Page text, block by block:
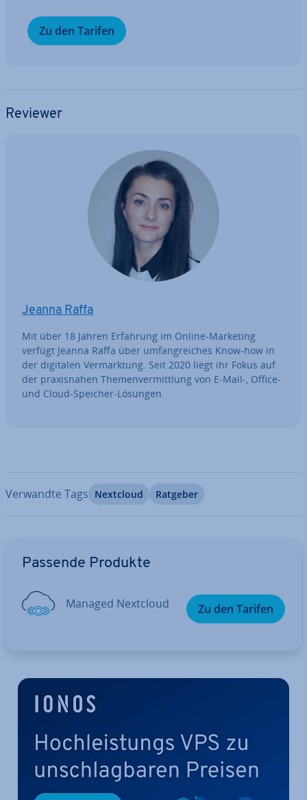
Zu den Tarifen
Reviewer
Jeanna Raffa
Mit über 18 Jahren Erfahrung im Online-Marketing
verfügt Jeanna Raffa über um­fang­rei­ches Know-how in
der digitalen Ver­mark­tung. Seit 2020 liegt ihr Fokus auf
der pra­xis­na­hen The­men­ver­mitt­lung von E-Mail-, Office-
und Cloud-Speicher-Lösungen.
Verwandte Tags Nextcloud Ratgeber
Passende Produkte
Managed Nextcloud Zu den Tarifen